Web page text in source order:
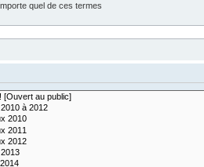
quel de ces termes